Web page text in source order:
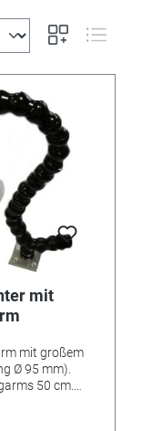
mit
mit großem
Ø 95 mm).
50 cm.